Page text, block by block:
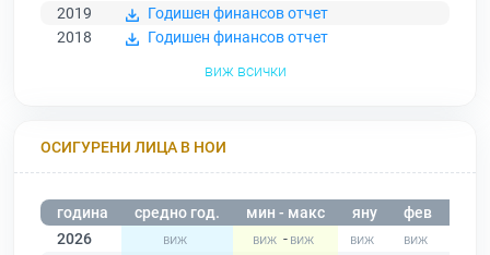
2019
Годишен финансов отчет
2018
Годишен финансов отчет
виж всички
ОСИГУРЕНИ ЛИЦА В НОИ
година средно год. мин - макс яну фев
2026
-